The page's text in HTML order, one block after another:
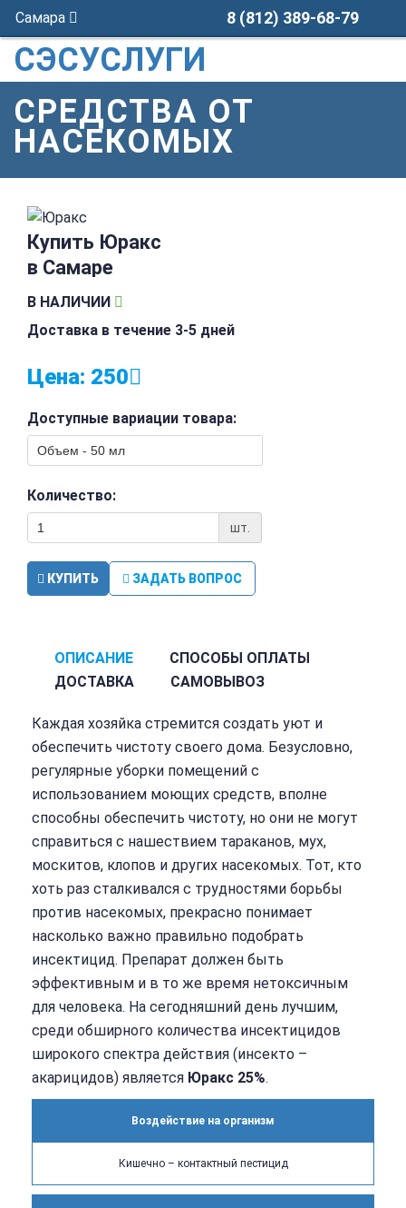
Самара 8 (812) 389-68-79
СЭСУСЛУГИ
СРЕДСТВА ОТ
НАСЕКОМЫХ
Купить Юракс
в Самаре
В НАЛИЧИИ
Доставка в течение 3-5 дней
Цена: 250
Доступные вариации товара:
Количество:
шт.
КУПИТЬ ЗАДАТЬ ВОПРОС
ОПИСАНИЕ
СПОСОБЫ ОПЛАТЫ
ДОСТАВКА
САМОВЫВОЗ
Каждая хозяйка стремится создать уют и
обеспечить чистоту своего дома. Безусловно,
регулярные уборки помещений с
использованием моющих средств, вполне
способны обеспечить чистоту, но они не могут
справиться с нашествием тараканов, мух,
москитов, клопов и других насекомых. Тот, кто
хоть раз сталкивался с трудностями борьбы
против насекомых, прекрасно понимает
насколько важно правильно подобрать
инсектицид. Препарат должен быть
эффективным и в то же время нетоксичным
для человека. На сегодняшний день лучшим,
среди обширного количества инсектицидов
широкого спектра действия (инсекто –
акарицидов) является Юракс 25%.
Воздействие на организм
Кишечно – контактный пестицид